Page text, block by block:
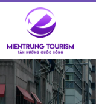
Công
Ty
Du